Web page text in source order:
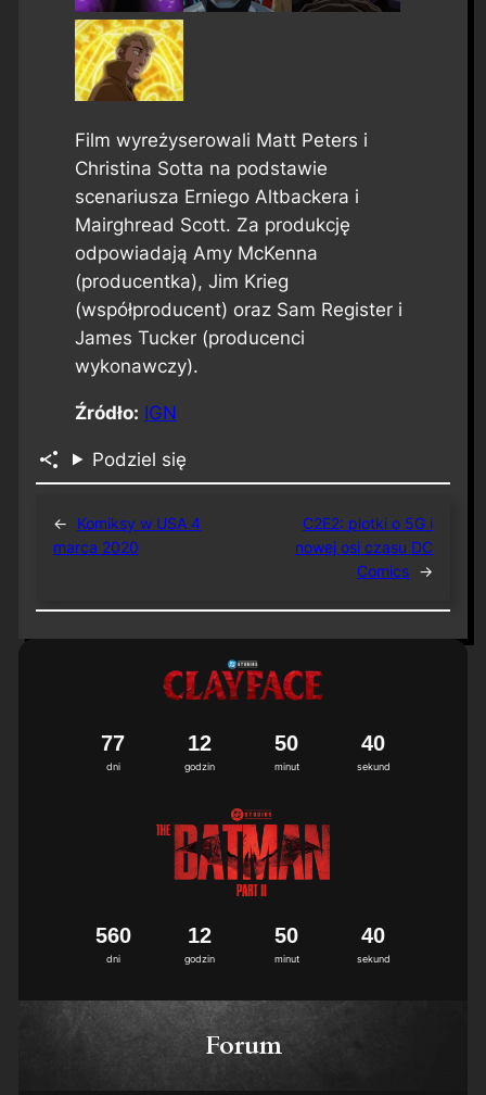
Film wyreżyserowali Matt Peters i
Christina Sotta na podstawie
scenariusza Erniego Altbackera i
Mairghread Scott. Za produkcję
odpowiadają Amy McKenna
(producentka), Jim Krieg
(współproducent) oraz Sam Register i
James Tucker (producenci
wykonawczy).
Źródło: IGN
Podziel się
←
Komiksy w USA 4
marca 2020
C2E2: plotki o 5G i
nowej osi czasu DC
Comics →
dni
77
godzin
12
minut
50
sekund
40
dni
560
godzin
12
minut
50
sekund
40
Forum